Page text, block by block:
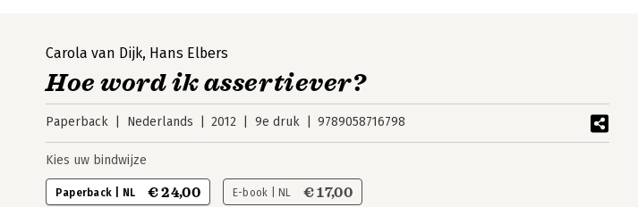
Carola van Dijk, Hans Elbers
Hoe word ik assertiever?
Paperback Nederlands 2012 9e druk 9789058716798
Kies uw bindwijze
Paperback | NL € 24,00 E-book | NL € 17,00